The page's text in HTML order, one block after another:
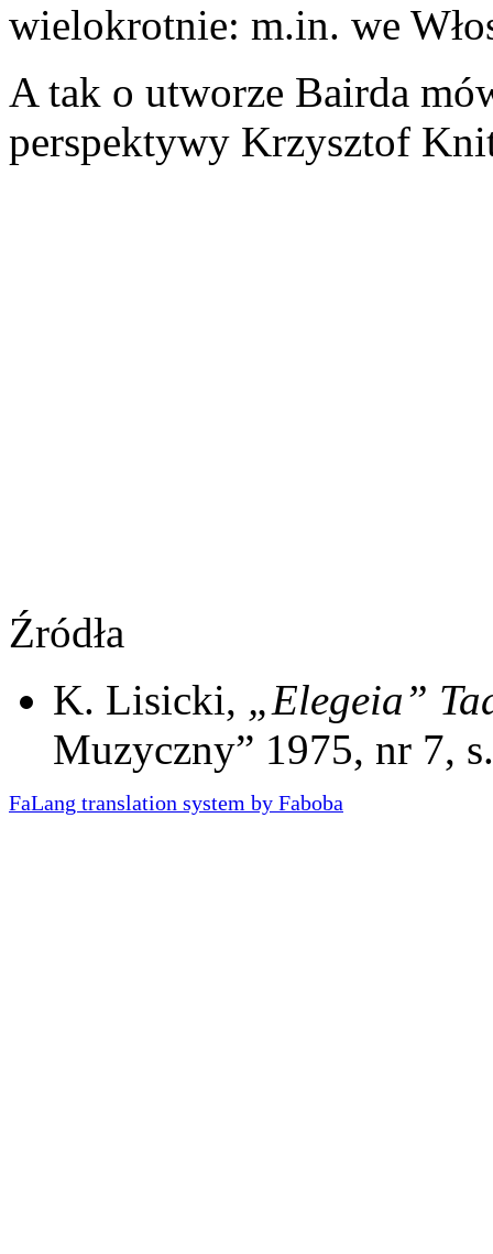
wielokrotnie: m.in. we
A tak o utworze Bairda
perspektywy Krzysztof
Źródła
K. Lisicki, „Elegeia”
Muzyczny” 1975, nr 7,
FaLang translation system by Faboba